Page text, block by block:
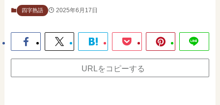
四字熟語 2025年6月17日
URLをコピーする